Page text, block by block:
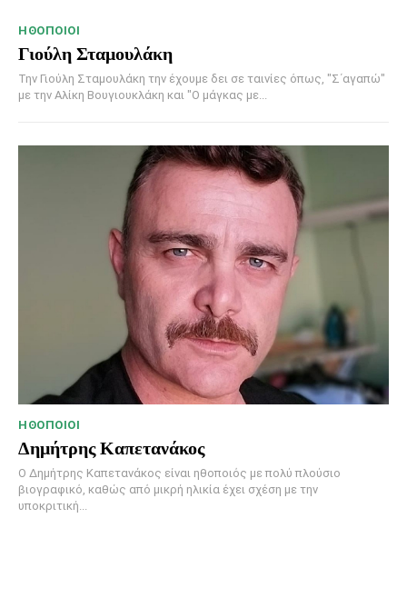
HΘΟΠΟΙΟΊ
Γιούλη Σταμουλάκη
Την Γιούλη Σταμουλάκη την έχουμε δει σε ταινίες όπως, "Σ΄αγαπώ"
με την Αλίκη Βουγιουκλάκη και "Ο μάγκας με...
HΘΟΠΟΙΟΊ
Δημήτρης Καπετανάκος
Ο Δημήτρης Καπετανάκος είναι ηθοποιός με πολύ πλούσιο
βιογραφικό, καθώς από μικρή ηλικία έχει σχέση με την
υποκριτική...